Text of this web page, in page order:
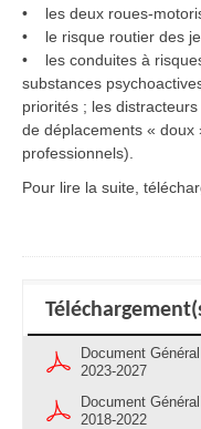
• les deux roues-
• le risque routier des
• les conduites à
substances
priorités ; les
de déplacements «
professionnels).
Pour lire la suite,
Document
2023-2027
Document
2018-2022